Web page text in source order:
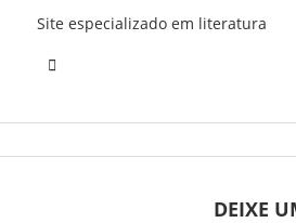
Site especializado em literatura
DEIXE